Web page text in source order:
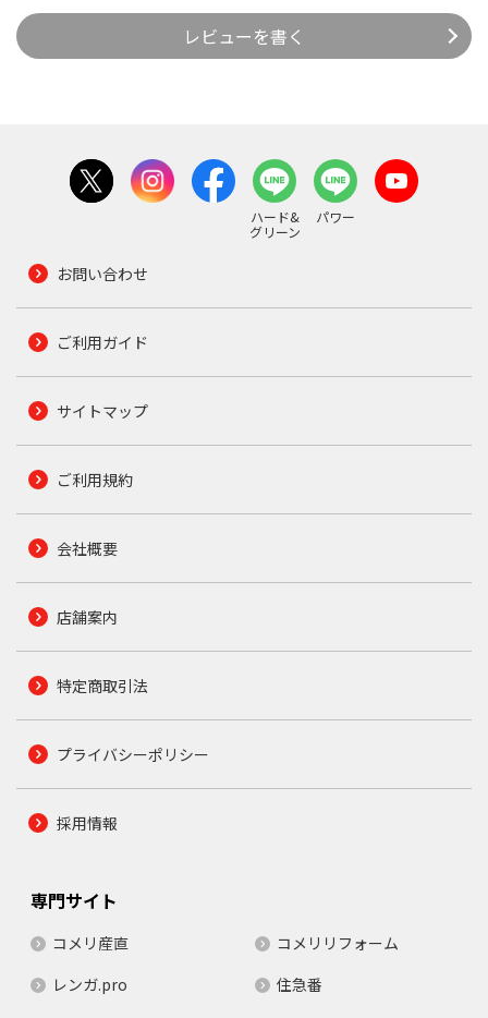
レビューを書く
ハード&
グリーン
パワー
お問い合わせ
ご利用ガイド
サイトマップ
ご利用規約
会社概要
店舗案内
特定商取引法
プライバシーポリシー
採用情報
専門サイト
コメリ産直
コメリリフォーム
レンガ.pro
住急番